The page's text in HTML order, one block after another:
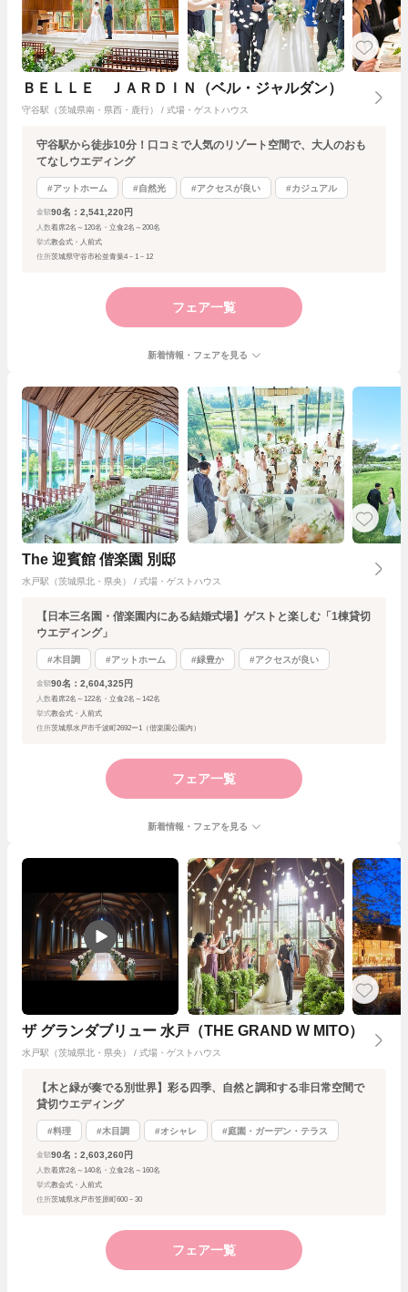
ＢＥＬＬＥ ＪＡＲＤＩＮ（ベル・ジャルダン）
守谷駅（茨城県南・県西・鹿行） / 式場・ゲストハウス
守谷駅から徒歩10分！口コミで人気のリゾート空間で、大人のおも
てなしウエディング
#アットホーム #自然光 #アクセスが良い #カジュアル
金額 90名：2,541,220円
人数着席2名～120名・立食2名～200名
挙式教会式・人前式
住所茨城県守谷市松並青葉4－1－12
フェア一覧
新着情報・フェアを見る
The 迎賓館 偕楽園 別邸
水戸駅（茨城県北・県央） / 式場・ゲストハウス
【日本三名園・偕楽園内にある結婚式場】ゲストと楽しむ「1棟貸切
ウエディング」
#木目調 #アットホーム #緑豊か #アクセスが良い
金額 90名：2,604,325円
人数着席2名～122名・立食2名～142名
挙式教会式・人前式
住所茨城県水戸市千波町2692ー1（偕楽園公園内）
フェア一覧
新着情報・フェアを見る
ザ グランダブリュー 水戸（THE GRAND W MITO）
水戸駅（茨城県北・県央） / 式場・ゲストハウス
【木と緑が奏でる別世界】彩る四季、自然と調和する非日常空間で
貸切ウエディング
#料理 #木目調 #オシャレ #庭園・ガーデン・テラス
金額 90名：2,603,260円
人数着席2名～140名・立食2名～160名
挙式教会式・人前式
住所茨城県水戸市笠原町600－30
フェア一覧